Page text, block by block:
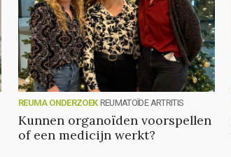
REUMA ONDERZOEK REUMATOÏDE ARTRITIS
Kunnen organoïden voorspellen
of een medicijn werkt?